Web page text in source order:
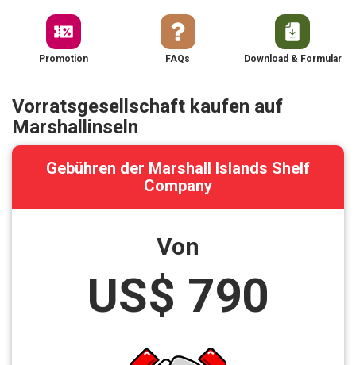
Promotion FAQs Download & Formular
Vorratsgesellschaft kaufen auf
Marshallinseln
Gebühren der Marshall Islands Shelf
Company
Von
US$ 790